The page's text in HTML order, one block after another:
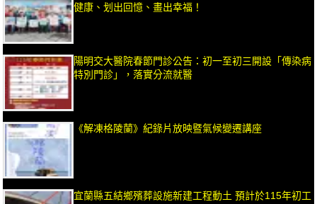
健康、划出回憶、畫出幸福！
陽明交大醫院春節門診公告：初一至初三開設「傳染病
特別門診」，落實分流就醫
《解凍格陵蘭》紀錄片放映暨氣候變遷講座
宜蘭縣五結鄉殯葬設施新建工程動土 預計於115年初工